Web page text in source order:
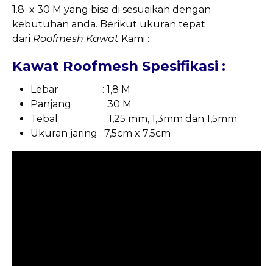
1.8 x 30 M yang bisa di sesuaikan dengan
kebutuhan anda. Berikut ukuran tepat
dari Roofmesh Kawat Kami :
Kawat Roofmesh Spesifikasi :
Lebar : 1,8 M
Panjang : 30 M
Tebal : 1,25 mm, 1,3mm dan 1,5mm
Ukuran jaring : 7,5cm x 7,5cm